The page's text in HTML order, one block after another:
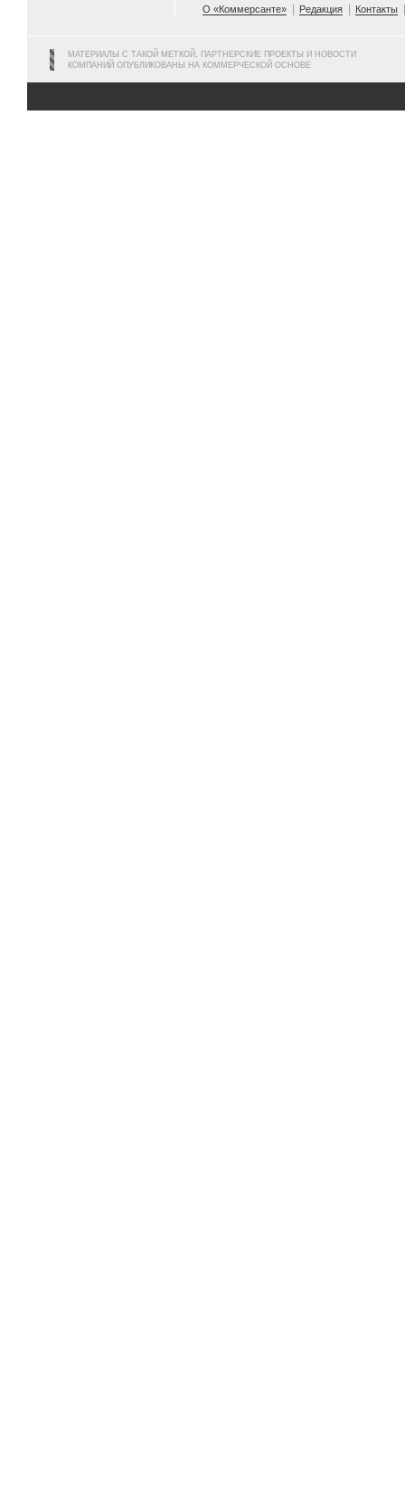
О «Коммерсанте»
Редакция Контакты
МАТЕРИАЛЫ С ТАКОЙ МЕТКОЙ, ПАРТНЕРСКИЕ ПРОЕКТЫ И НОВОСТИ
КОМПАНИЙ ОПУБЛИКОВАНЫ НА КОММЕРЧЕСКОЙ ОСНОВЕ